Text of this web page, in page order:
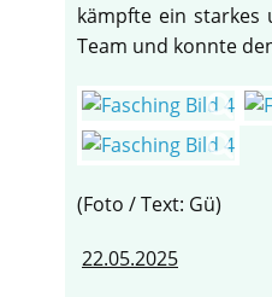
kämpfte ein starkes
Team und konnte
(Foto / Text: Gü)
22.05.2025